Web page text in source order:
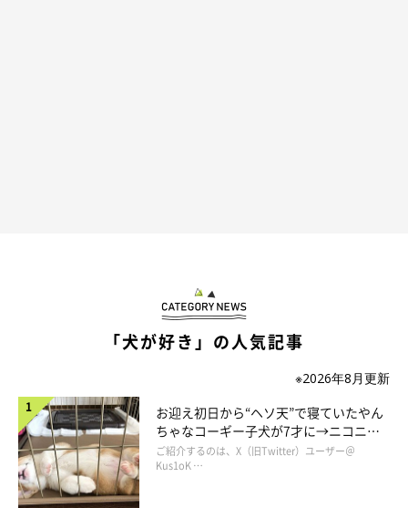
「犬が好き」の人気記事
※2026年8月更新
お迎え初日から“ヘソ天”で寝ていたやん
ちゃなコーギー子犬が7才に→ニコニ
コ“コーギースマイル”が魅力のコに成
長！
ご紹介するのは、X（旧Twitter）ユーザー＠
Kus1oK …